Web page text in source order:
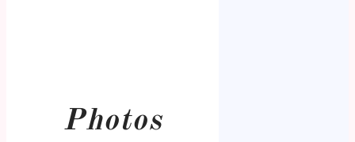
Photos